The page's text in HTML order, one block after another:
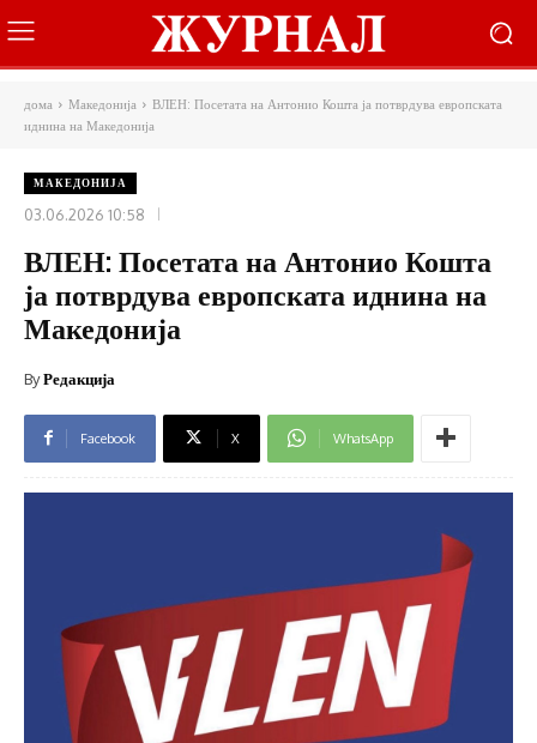
дома Македонија
ВЛЕН: Посетата на Антонио Кошта ја потврдува европската
иднина на Македонија
МАКЕДОНИЈА
03.06.2026 10:58
ВЛЕН: Посетата на Антонио Кошта
ја потврдува европската иднина на
Македонија
ByРедакција
Facebook X WhatsApp